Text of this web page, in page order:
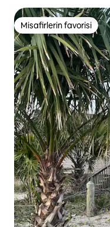
Misafirlerin favorisi
Misafirlerin favorisi